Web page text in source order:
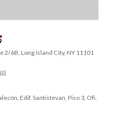
2/6B, Long Island City, NY 11101
Edif. Santistevan, Piso 3, Ofi.